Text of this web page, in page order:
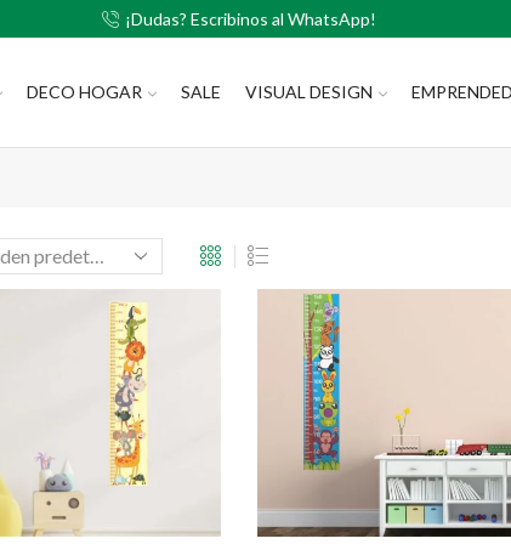
¡Dudas? Escribinos al WhatsApp!
DECO HOGAR SALE VISUAL DESIGN